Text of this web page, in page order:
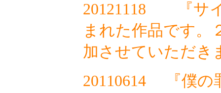
20121118
『サ
まれた作品です。
加させていただき
20110614
『僕の